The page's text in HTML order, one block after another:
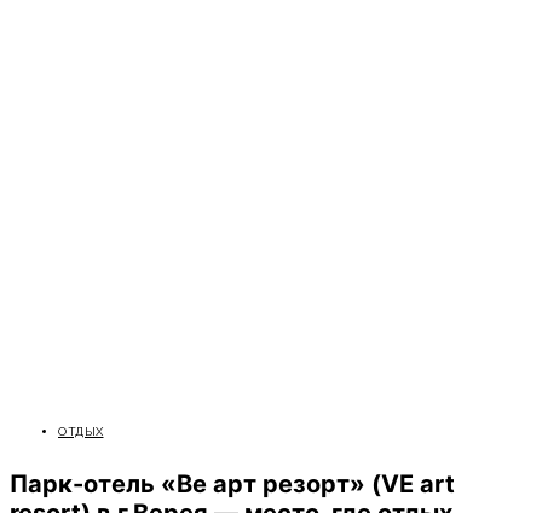
ОТДЫХ
Парк-отель «Ве арт резорт» (VE art